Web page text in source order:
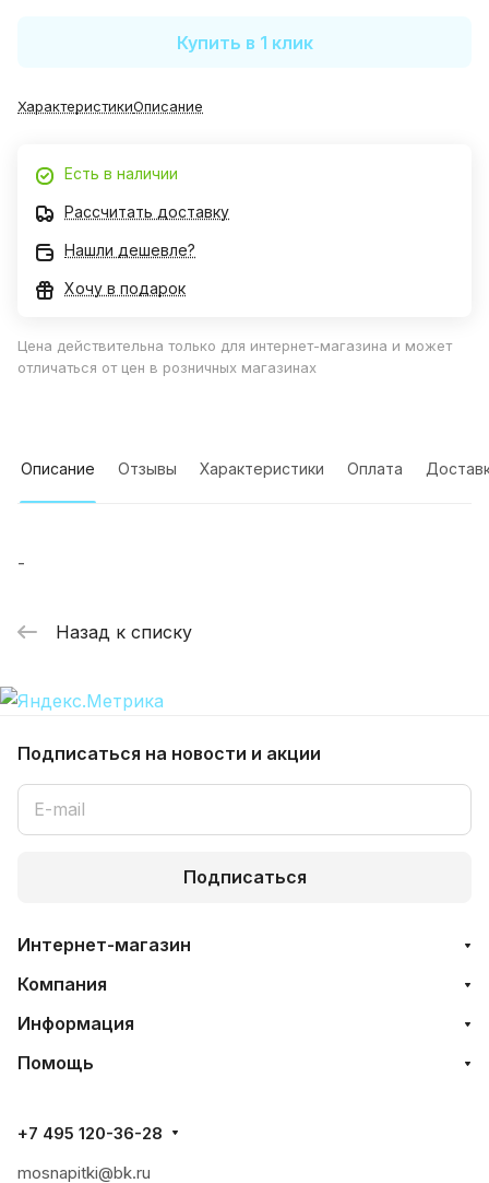
Купить в 1 клик
ХарактеристикиОписание
Есть в наличии
Рассчитать доставку
Нашли дешевле?
Хочу в подарок
Цена действительна только для интернет-магазина и может
отличаться от цен в розничных магазинах
Описание Отзывы Характеристики Оплата
-
Назад к списку
Подписаться на новости и акции
Подписаться
Интернет-магазин
Компания
Информация
Помощь
+7 495 120-36-28
mosnapitki@bk.ru